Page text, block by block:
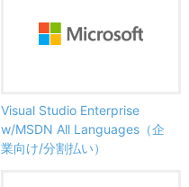
Visual Studio Enterprise
w/MSDN All Languages（企
業向け/分割払い）